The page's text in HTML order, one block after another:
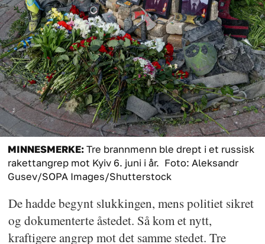
MINNESMERKE:Tre brannmenn ble drept i et russisk
rakettangrep mot Kyiv 6. juni i år. Foto: Aleksandr
Gusev/SOPA Images/Shutterstock
De hadde begynt slukkingen, mens politiet sikret
og dokumenterte åstedet. Så kom et nytt,
kraftigere angrep mot det samme stedet. Tre